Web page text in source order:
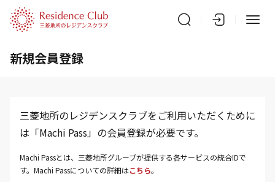
新規会員登録
三菱地所のレジデンスクラブをご利用いただくために
は「Machi Pass」の会員登録が必要です。
Machi Passとは、三菱地所グループが提供する各サービスの統合IDで
す。Machi Passについての詳細はこちら。